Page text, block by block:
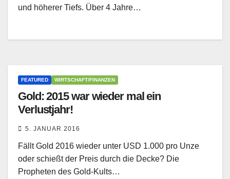
und höherer Tiefs. Über 4 Jahre…
FEATURED WIRTSCHAFT/FINANZEN
Gold: 2015 war wieder mal ein
Verlustjahr!
5. JANUAR 2016
Fällt Gold 2016 wieder unter USD 1.000 pro Unze
oder schießt der Preis durch die Decke? Die
Propheten des Gold-Kults…